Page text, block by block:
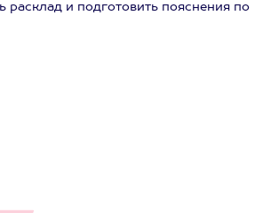
и подготовить пояснения по